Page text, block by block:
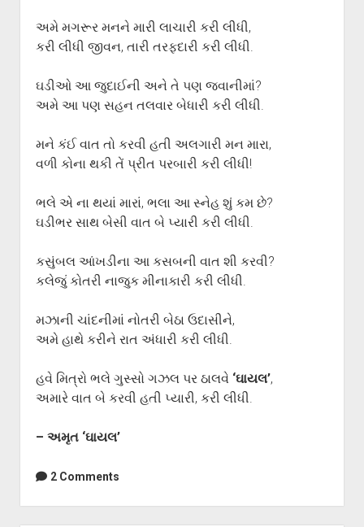
અમે મગરૂર મનને મારી લાચારી કરી લીધી,
કરી લીધી જીવન, તારી તરફદારી કરી લીધી.
ઘડીઓ આ જુદાઈની અને તે પણ જવાનીમાં?
અમે આ પણ સહન તલવાર બેધારી કરી લીધી.
મને કંઈ વાત તો કરવી હતી અલગારી મન મારા,
વળી કોના થકી તેં પ્રીત પરબારી કરી લીધી!
ભલે એ ના થયાં મારાં, ભલા આ સ્નેહ શું કમ છે?
ઘડીભર સાથ બેસી વાત બે પ્યારી કરી લીધી.
કસુંબલ આંખડીના આ કસબની વાત શી કરવી?
કલેજું કોતરી નાજુક મીનાકારી કરી લીધી.
મઝાની ચાંદનીમાં નોતરી બેઠા ઉદાસીને,
અમે હાથે કરીને રાત અંધારી કરી લીધી.
હવે મિત્રો ભલે ગુસ્સો ગઝલ પર ઠાલવે ‘ઘાયલ’,
અમારે વાત બે કરવી હતી પ્યારી, કરી લીધી.
– અમૃત ‘ઘાયલ’
2 Comments